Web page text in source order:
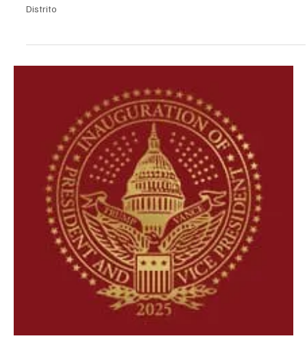
16 may 2025
3 min de lectura
Sanar desde la raíz: una mirada integral en el
Día Internacional de la Enfermedad Celíaca
Sanar desde la raíz: una mirada integral en el Día Internacional de
la Enfermedad Celíaca